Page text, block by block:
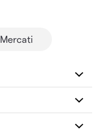
Mercati